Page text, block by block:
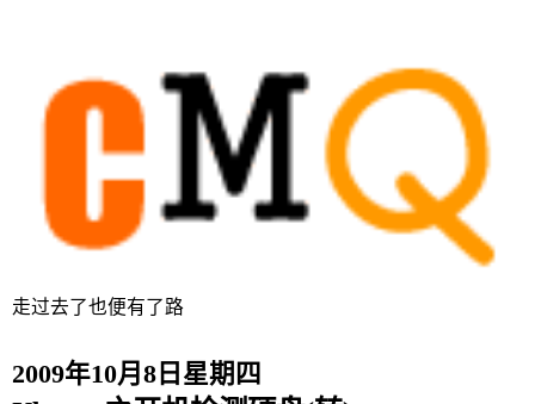
走过去了也便有了路
2009年10月8日星期四